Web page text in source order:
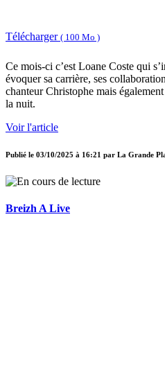
Télécharger ( 100 Mo )
Ce mois-ci c’est Loane Coste qui
évoquer sa carrière, ses
chanteur Christophe mais
la nuit.
Voir l'article
Publié le 03/10/2025 à 16:21 par La Grande
Breizh A Live